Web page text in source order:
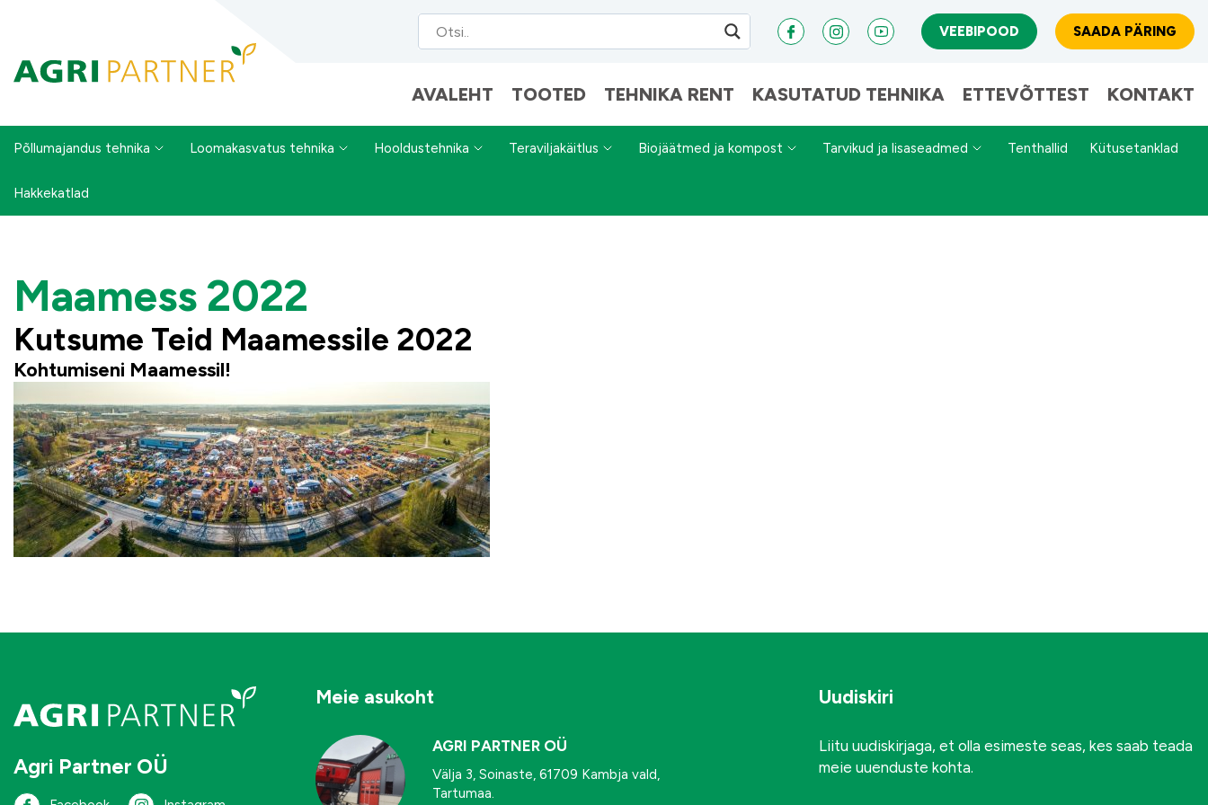
VEEBIPOOD SAADA PÄRING
AVALEHT TOOTED TEHNIKA RENT KASUTATUD TEHNIKA ETTEVÕTTEST KONTAKT
Põllumajandus tehnika Loomakasvatus tehnika Hooldustehnika Teraviljakäitlus Biojäätmed ja kompost Tarvikud ja lisaseadmed Tenthallid Kütusetanklad
Hakkekatlad
Maamess 2022
Kutsume Teid Maamessile 2022
Kohtumiseni Maamessil!
Agri Partner OÜ
Meie asukoht
AGRI PARTNER OÜ
Välja 3, Soinaste, 61709 Kambja vald,
Tartumaa.
Uudiskiri
Liitu uudiskirjaga, et olla esimeste seas, kes saab teada
meie uuenduste kohta.